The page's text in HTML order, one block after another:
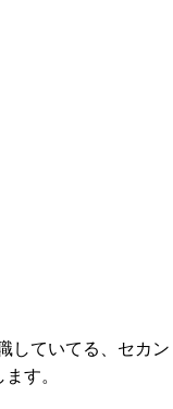
していてる、セカ
す。